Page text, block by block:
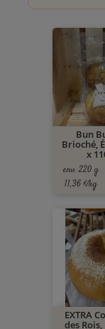
Bun
Brioché,
x
env. 220 g
11,36 €/kg
EXTRA
des Rois,